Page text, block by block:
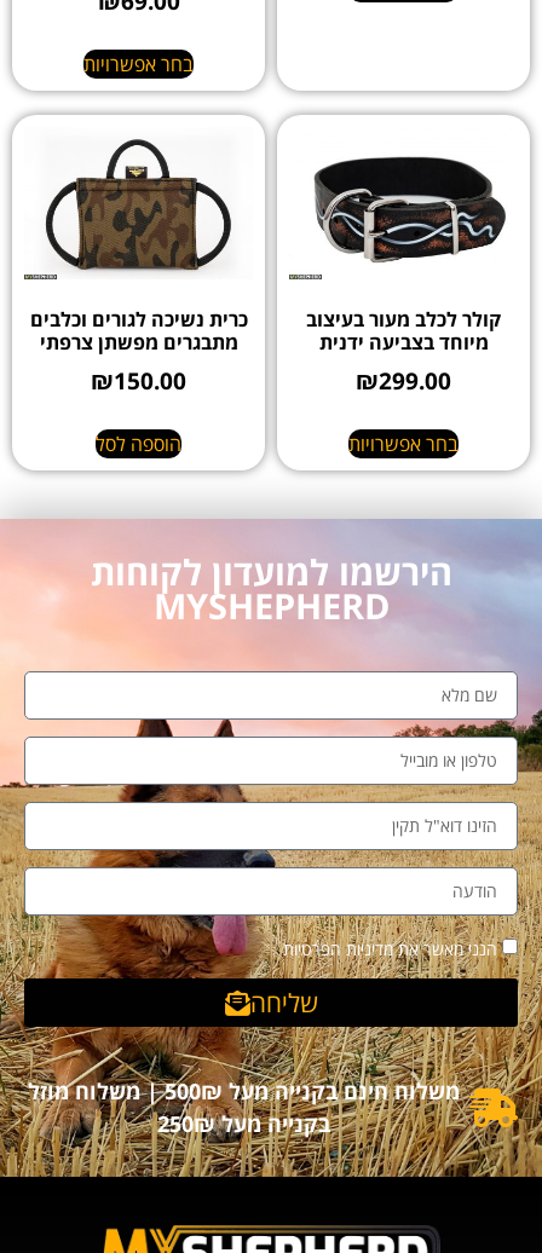
בחר אפשרויות
קולר לכלב מעור בעיצוב
מיוחד בצביעה ידנית
₪299.00
בחר אפשרויות
כרית נשיכה לגורים וכלבים
מתבגרים מפשתן צרפתי
₪150.00
הוספה לסל
הירשמו למועדון לקוחות
MYSHEPHERD
הנני מאשר את מדיניות הפרטיות
שליחה
משלוח חינם בקנייה מעל 500₪ | משלוח מוזל
בקנייה מעל 250₪